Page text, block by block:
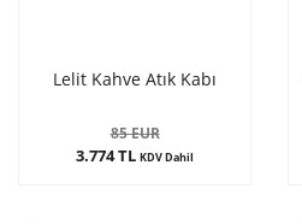
Lelit Kahve Atık Kabı
85 EUR
3.774 TL KDV Dahil